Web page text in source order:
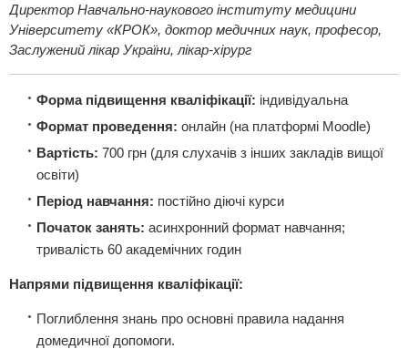
Директор Навчально-наукового інституту медицини
Університету «КРОК», доктор медичних наук, професор,
Заслужений лікар України, лікар-хірург
Форма підвищення кваліфікації: індивідуальна
Формат проведення: онлайн (на платформі Moodle)
Вартість: 700 грн (для слухачів з інших закладів вищої
освіти)
Період навчання: постійно діючі курси
Початок занять: асинхронний формат навчання;
тривалість 60 академічних годин
Напрями підвищення кваліфікації:
Поглиблення знань про основні правила надання
домедичної допомоги.